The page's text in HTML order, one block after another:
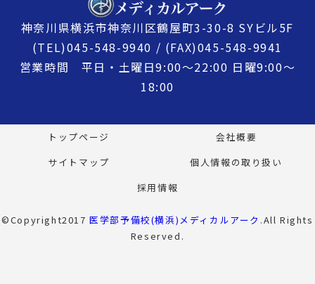
神奈川県横浜市神奈川区鶴屋町3-30-8 SYビル5F
(TEL)045-548-9940 / (FAX)045-548-9941
営業時間 平日・土曜日9:00〜22:00 日曜9:00〜
18:00
トップページ
会社概要
サイトマップ
個人情報の取り扱い
採用情報
©Copyright2017医学部予備校(横浜)メディカルアーク .All Rights
Reserved.